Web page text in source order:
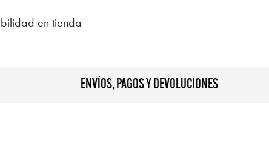
en tienda
ENVÍOS, PAGOS Y DEVOLUCIONES